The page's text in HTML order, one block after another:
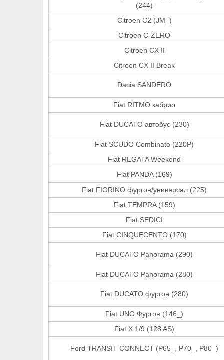
(244)
Citroen C2 (JM_)
Citroen C-ZERO
Citroen CX II
Citroen CX II Break
Dacia SANDERO
Fiat RITMO кабрио
Fiat DUCATO автобус (230)
Fiat SCUDO Combinato (220P)
Fiat REGATA Weekend
Fiat PANDA (169)
Fiat FIORINO фургон/универсал (225)
Fiat TEMPRA (159)
Fiat SEDICI
Fiat CINQUECENTO (170)
Fiat DUCATO Panorama (290)
Fiat DUCATO Panorama (280)
Fiat DUCATO фургон (280)
Fiat UNO Фургон (146_)
Fiat X 1/9 (128 AS)
Ford TRANSIT CONNECT (P65_, P70_, P80_)